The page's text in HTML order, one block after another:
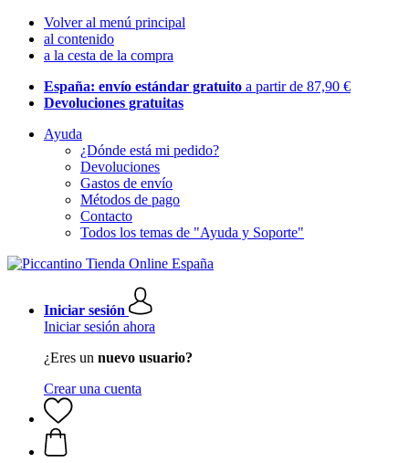
Volver al menú principal
al contenido
a la cesta de la compra
España: envío estándar gratuito a partir de 87,90 €
Devoluciones gratuitas
Ayuda
¿Dónde está mi pedido?
Devoluciones
Gastos de envío
Métodos de pago
Contacto
Todos los temas de "Ayuda y Soporte"
Iniciar sesión
Iniciar sesión ahora
¿Eres un nuevo usuario?
Crear una cuenta